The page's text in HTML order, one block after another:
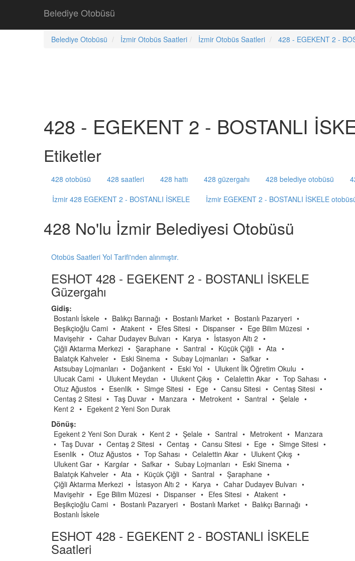
Belediye Otobüsü
Belediye Otobüsü İzmir Otobüs Saatleri İzmir Otobüs Saatleri 428 - EGEKENT 2 -
428 - EGEKENT 2 - BOSTANLI
Etiketler
428 otobüsü 428 saatleri 428 hattı 428 güzergahı 428 belediye otobüsü
İzmir 428 EGEKENT 2 - BOSTANLI İSKELE
İzmir EGEKENT 2 - BOSTANLI İSKELE
428 No'lu İzmir Belediyesi Otobüsü
Otobüs Saatleri Yol Tarifi'nden alınmıştır.
ESHOT 428 - EGEKENT 2 - BOSTANLI İSKELE
Güzergahı
Gidiş:
Bostanlı İskele • Balıkçı Barınağı • Bostanlı Market • Bostanlı Pazaryeri •
Beşikçioğlu Cami • Atakent • Efes Sitesi • Dispanser • Ege Bilim Müzesi •
Mavişehir • Cahar Dudayev Bulvarı • Karya • İstasyon Altı 2 •
Çiğli Aktarma Merkezi • Şaraphane • Santral • Küçük Çiğli • Ata •
Balatçık Kahveler • Eski Sinema • Subay Lojmanları • Safkar •
Astsubay Lojmanları • Doğankent • Eski Yol • Ulukent İlk Öğretim Okulu •
Ulucak Cami • Ulukent Meydan • Ulukent Çıkış • Celalettin Akar • Top Sahası •
Otuz Ağustos • Esenlik • Simge Sitesi • Ege • Cansu Sitesi • Centaş Sitesi •
Centaş 2 Sitesi • Taş Duvar • Manzara • Metrokent • Santral • Şelale •
Kent 2 • Egekent 2 Yeni Son Durak
Dönüş:
Egekent 2 Yeni Son Durak • Kent 2 • Şelale • Santral • Metrokent • Manzara
• Taş Duvar • Centaş 2 Sitesi • Centaş • Cansu Sitesi • Ege • Simge Sitesi •
Esenlik • Otuz Ağustos • Top Sahası • Celalettin Akar • Ulukent Çıkış •
Ulukent Gar • Kargılar • Safkar • Subay Lojmanları • Eski Sinema •
Balatçık Kahveler • Ata • Küçük Çiğli • Santral • Şaraphane •
Çiğli Aktarma Merkezi • İstasyon Altı 2 • Karya • Cahar Dudayev Bulvarı •
Mavişehir • Ege Bilim Müzesi • Dispanser • Efes Sitesi • Atakent •
Beşikçioğlu Cami • Bostanlı Pazaryeri • Bostanlı Market • Balıkçı Barınağı •
Bostanlı İskele
ESHOT 428 - EGEKENT 2 - BOSTANLI İSKELE
Saatleri